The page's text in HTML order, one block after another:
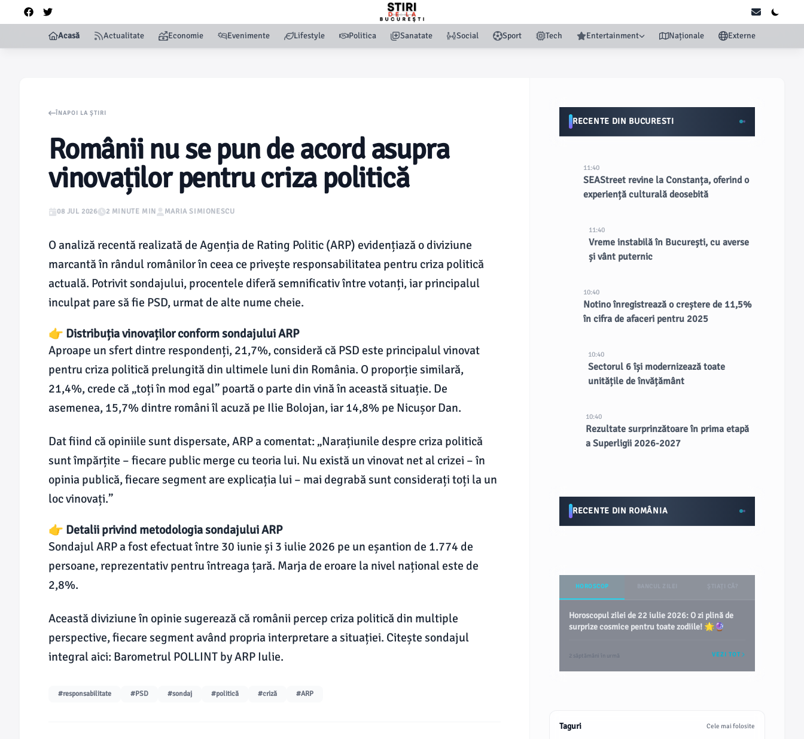
Acasă Actualitate Economie Evenimente Lifestyle Politica Sanatate Social Sport Tech Entertainment Naționale Externe
ÎNAPOI LA ȘTIRI
Românii nu se pun de acord asupra
vinovaților pentru criza politică
08 JUL 2026 2 MINUTE MIN MARIA SIMIONESCU
O analiză recentă realizată de Agenția de Rating Politic (ARP) evidențiază o diviziune
marcantă în rândul românilor în ceea ce privește responsabilitatea pentru criza politică
actuală. Potrivit sondajului, procentele diferă semnificativ între votanți, iar principalul
inculpat pare să fie PSD, urmat de alte nume cheie.
👉 Distribuția vinovaților conform sondajului ARP
Aproape un sfert dintre respondenți, 21,7%, consideră că PSD este principalul vinovat
pentru criza politică prelungită din ultimele luni din România. O proporție similară,
21,4%, crede că „toți în mod egal” poartă o parte din vină în această situație. De
asemenea, 15,7% dintre români îl acuză pe Ilie Bolojan, iar 14,8% pe Nicușor Dan.
Dat fiind că opiniile sunt dispersate, ARP a comentat: „Narațiunile despre criza politică
sunt împărțite – fiecare public merge cu teoria lui. Nu există un vinovat net al crizei – în
opinia publică, fiecare segment are explicația lui – mai degrabă sunt considerați toți la un
loc vinovați.”
👉 Detalii privind metodologia sondajului ARP
Sondajul ARP a fost efectuat între 30 iunie și 3 iulie 2026 pe un eșantion de 1.774 de
persoane, reprezentativ pentru întreaga țară. Marja de eroare la nivel național este de
2,8%.
Această diviziune în opinie sugerează că românii percep criza politică din multiple
perspective, fiecare segment având propria interpretare a situației. Citește sondajul
integral aici: Barometrul POLLINT by ARP Iulie.
#responsabilitate #PSD #sondaj #politică #criză #ARP
RECENTE DIN BUCURESTI
11:40
SEAStreet revine la Constanța, oferind o
experiență culturală deosebită
11:40
Vreme instabilă în București, cu averse
și vânt puternic
10:40
Notino înregistrează o creștere de 11,5%
în cifra de afaceri pentru 2025
10:40
Sectorul 6 își modernizează toate
unitățile de învățământ
10:40
Rezultate surprinzătoare în prima etapă
a Superligii 2026-2027
RECENTE DIN ROMÂNIA
HOROSCOP
Horoscopul zilei de 22 iulie 2026: O zi plină de
surprize cosmice pentru toate zodiile! 🌟🔮
2 săptămâni în urmă VEZI TOT
Taguri Cele mai folosite